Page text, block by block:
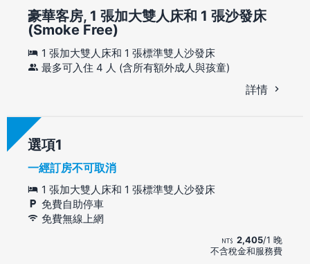
豪華客房, 1 張加大雙人床和 1 張沙發床
(Smoke Free)
1 張加大雙人床和 1 張標準雙人沙發床
最多可入住 4 人 (含所有額外成人與孩童)
詳情
選項
一經訂房不可取消
1 張加大雙人床和 1 張標準雙人沙發床
免費自助停車
免費無線上網
2,405/1 晚
不含稅金和服務費